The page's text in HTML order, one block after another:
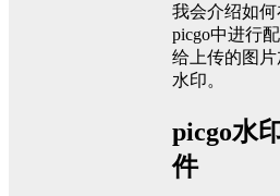
我会介绍如何
picgo中进行配
给上传的图片
水印。
picgo水
件